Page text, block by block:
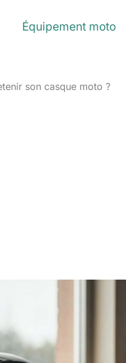
Équipement moto
son casque moto ?